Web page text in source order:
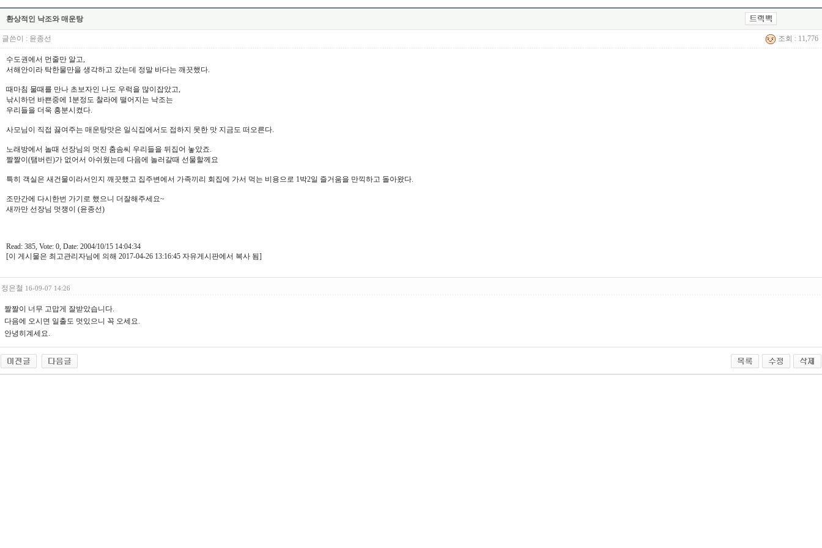
환상적인 낙조와 매운탕
글쓴이 : 윤종선 조회 : 11,776
수도권에서 먼줄만 알고,
서해안이라 탁한물만을 생각하고 갔는데 정말 바다는 깨끗했다.
때마침 물때를 만나 초보자인 나도 우럭을 많이잡았고,
낚시하던 바쁜중에 1분정도 찰라에 떨어지는 낙조는
우리들을 더욱 흥분시켰다.
사모님이 직접 끓여주는 매운탕맛은 일식집에서도 접하지 못한 맛 지금도 떠오른다.
노래방에서 놀때 선장님의 멋진 춤솜씨 우리들을 뒤집어 놓았죠.
짤짤이(탬버린)가 없어서 아쉬웠는데 다음에 놀러갈때 선물할께요
특히 객실은 새건물이라서인지 깨끗했고 집주변에서 가족끼리 회집에 가서 먹는 비용으로 1박2일 즐거움을 만끽하고 돌아왔다.
조만간에 다시한번 가기로 했으니 더잘해주세요~
새까만 선장님 멋쟁이 (윤종선)
Read: 385, Vote: 0, Date: 2004/10/15 14:04:34
[이 게시물은 최고관리자님에 의해 2017-04-26 13:16:45 자유게시판에서 복사 됨]
정은철 16-09-07 14:26
짤짤이 너무 고맙게 잘받았습니다.
다음에 오시면 일출도 멋있으니 꼭 오세요.
안녕히계세요.